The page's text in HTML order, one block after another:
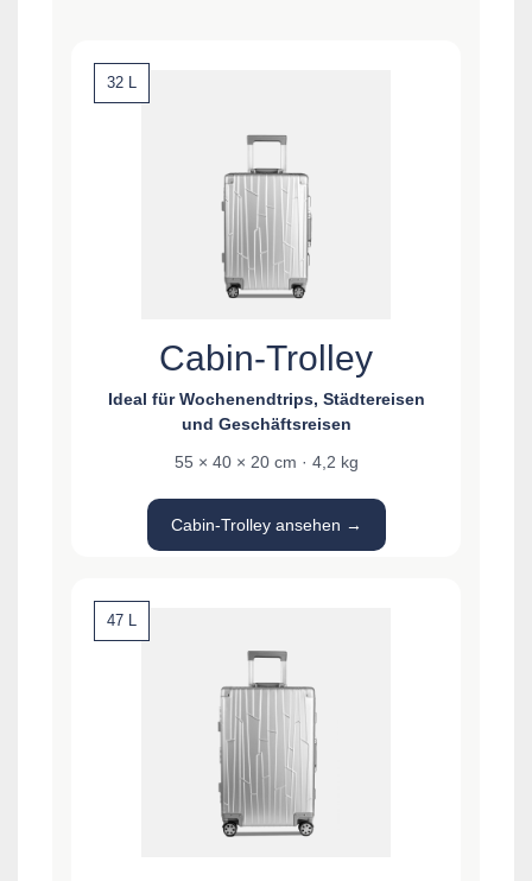
32 L
Cabin-Trolley
Ideal für Wochenendtrips, Städtereisen
und Geschäftsreisen
55 × 40 × 20 cm · 4,2 kg
Cabin-Trolley ansehen →
47 L